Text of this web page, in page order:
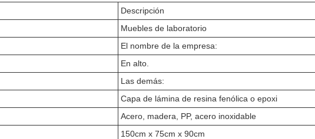
Descripción
Muebles de laboratorio
El nombre de la empresa:
En alto.
Las demás:
Capa de lámina de resina fenólica o epoxi
Acero, madera, PP, acero inoxidable
150cm x 75cm x 90cm